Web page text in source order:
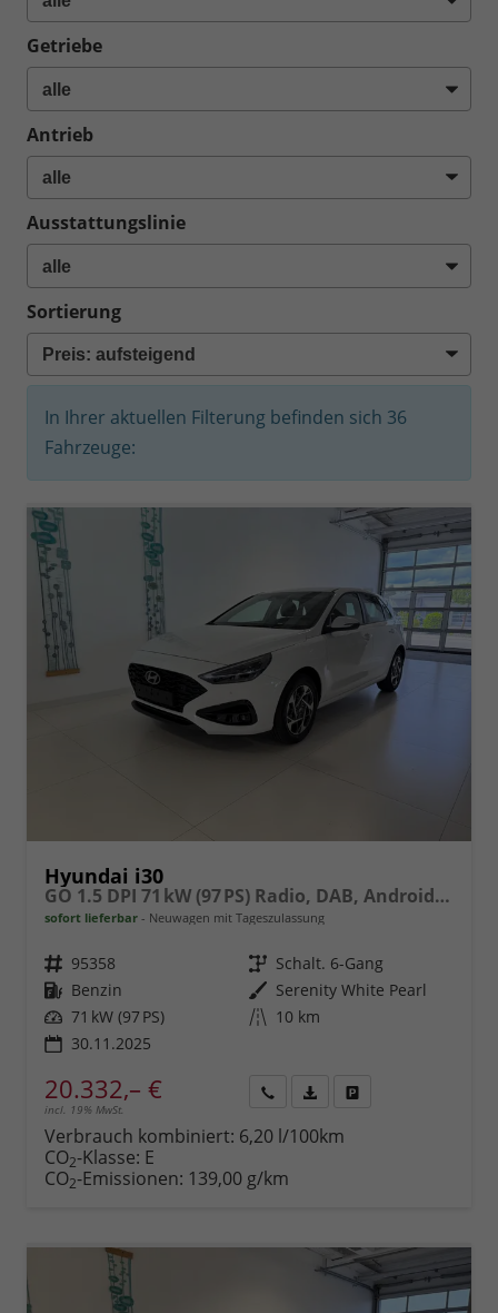
Getriebe
Antrieb
Ausstattungslinie
Sortierung
In Ihrer aktuellen Filterung befinden sich 36
Fahrzeuge:
Hyundai i30
GO 1.5 DPI 71 kW (97 PS) Radio, DAB, Android Auto, Apple CarPlay, Navigationssystem, Bluetooth, Klimaanlage, Lenkradheizung, Sitzheizung, Rückfahrkamera, Einparkhilfe vorne und hinten, 16 Zoll Leichtmetallfelgen, uvm.
sofort lieferbar Neuwagen mit Tageszulassung
Fahrzeugnr. 95358 Getriebe Schalt. 6-Gang
Kraftstoff Benzin Außenfarbe Serenity White Pearl
Leistung 71 kW (97 PS) Kilometerstand 10 km
30.11.2025
20.332,– €
incl. 19% MwSt.
anfordern
Datei,
Verbrauch kombiniert: 6,20 l/100km
CO2-Klasse: E
CO2-Emissionen: 139,00 g/km